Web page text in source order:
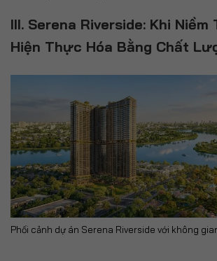
III. Serena Riverside: Khi
Hiện Thực Hóa Bằng Chất
Phối cảnh dự án Serena Riverside với không